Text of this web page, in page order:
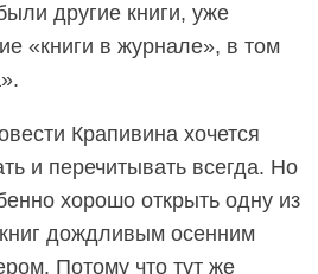
другие книги, уже
«книги в журнале», в том
Крапивина хочется
и перечитывать всегда. Но
хорошо открыть одну из
дождливым осенним
Потому что тут же